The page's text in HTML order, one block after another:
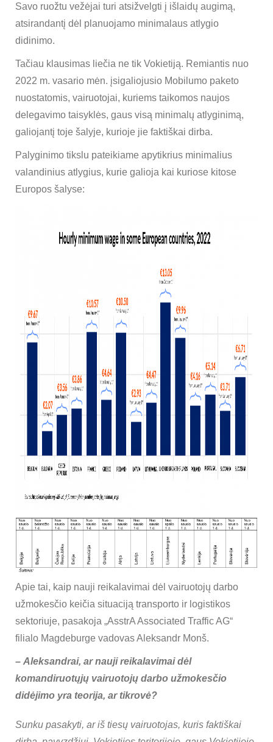
Savo ruožtu vežėjai turi atsižvelgti į išlaidų augimą,
atsirandantį dėl planuojamo minimalaus atlygio
didinimo.
Tačiau klausimas liečia ne tik Vokietiją. Remiantis nuo
2022 m. vasario mėn. įsigaliojusio Mobilumo paketo
nuostatomis, vairuotojai, kuriems taikomos naujos
delegavimo taisyklės, gaus visą minimalų atlyginimą,
galiojantį toje šalyje, kurioje jie faktiškai dirba.
Palyginimo tikslu pateikiame apytikrius minimalius
valandinius atlygius, kurie galioja kai kuriose kitose
Europos šalyse:
Apie tai, kaip nauji reikalavimai dėl vairuotojų darbo
užmokesčio keičia situaciją transporto ir logistikos
sektoriuje, pasakoja „AsstrA Associated Traffic AG“
filialo Magdeburge vadovas Aleksandr Monš.
– Aleksandrai, ar nauji reikalavimai dėl
komandiruotųjų vairuotojų darbo užmokesčio
didėjimo yra teorija, ar tikrovė?
Sunku pasakyti, ar iš tiesų vairuotojas, kuris faktiškai